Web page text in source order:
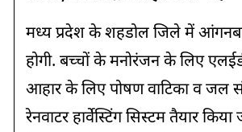
मध्य प्रदेश के शहडोल जिले में
होगी. बच्चों के मनोरंजन के लिए
आहार के लिए पोषण वाटिका व जल
रेनवाटर हार्वेस्टिंग सिस्टम तैयार किया